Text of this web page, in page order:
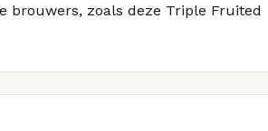
brouwers, zoals deze Triple Fruited